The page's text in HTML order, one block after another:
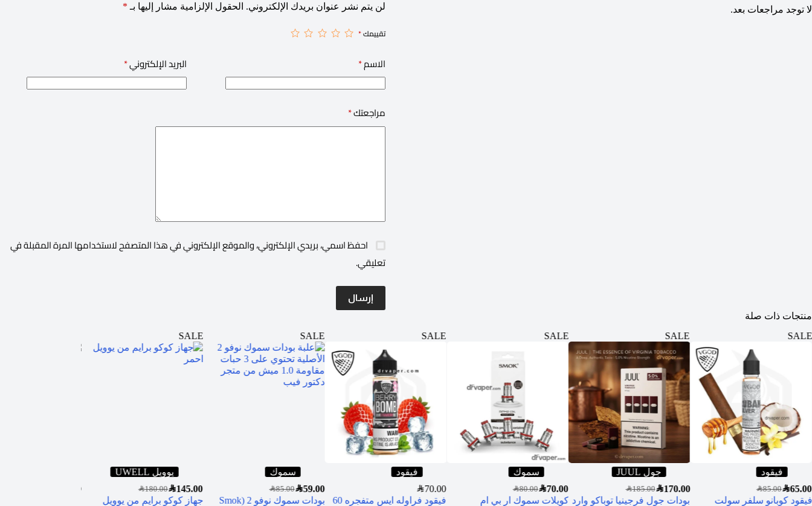
لا توجد مراجعات بعد.
لن يتم نشر عنوان بريدك الإلكتروني. الحقول الإلزامية مشار إليها بـ *
تقييمك*
الاسم* البريد الإلكتروني*
مراجعتك*
احفظ اسمي، بريدي الإلكتروني، والموقع الإلكتروني في هذا المتصفح لاستخدامها المرة المقبلة في
تعليقي.
إرسال
منتجات ذات صلة
SALE
فيقود
SAR85.00SAR65.00
فيقود كوبانو سلفر سولت
SALE
جول JUUL
SAR185.00SAR170.00
بودات جول فرجينيا توباكو وارد
SALE
سموك
SAR80.00SAR70.00
كويلات سموك ار بي ام
SALE
فيقود
SAR70.00
فيقود فراوله ايس متفجره 60
SALE
سموك
SAR85.00SAR59.00
بودات سموك نوفو 2 (Smok
SALE
يوويل UWELL
SAR180.00SAR145.00
جهاز كوكو برايم من يوويل
70.00